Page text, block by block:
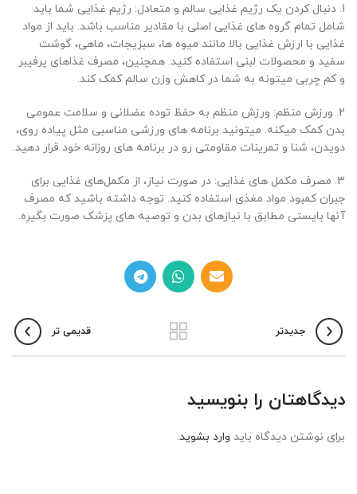
1. دنبال کردن یک رژیم غذایی سالم و متعادل: رژیم غذایی شما باید
شامل تمام گروه‌ های غذایی اصلی با مقادیر مناسب باشد. باید از مواد
غذایی با ارزش غذایی بالا مانند میوه‌ ها، سبزیجات، ماهی، گوشت
سفید و محصولات لبنی استفاده کنید. همچنین، مصرف غذاهای پرفیبر
و کم چربی میتونه به شما در کاهش وزن سالم کمک کند.
2. ورزش منظم: ورزش منظم به حفظ توده عضلانی و سلامت عمومی
بدن کمک میکنه. میتونید برنامه ‌های ورزشی مناسبی مثل پیاده ‌روی،
دویدن، شنا و تمرینات مقاومتی رو در برنامه ‌های روزانه خود قرار دهید.
3. مصرف مکمل ‌های غذایی: در صورت نیاز، از مکمل‌های غذایی برای
جبران کمبود مواد مغذی استفاده کنید. توجه داشته باشید که مصرف
آنها بایستی مطابق با نیازهای بدن و توصیه‌ های پزشک صورت بگیره.
جدیدتر قدیمی تر
دیدگاهتان را بنویسید
برای نوشتن دیدگاه باید وارد بشوید.